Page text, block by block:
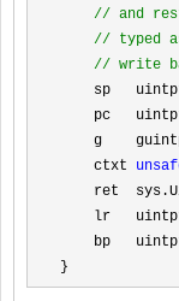
// and
// typed
// write
sp
pc
g
    ctxt
ret
lr
bp
}